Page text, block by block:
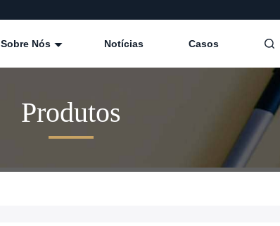
Sobre Nós Notícias Casos
Produtos